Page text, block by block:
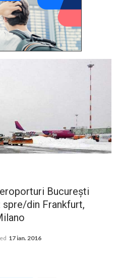
Bucureşti
spre/din Frankfurt,
17 ian. 2016